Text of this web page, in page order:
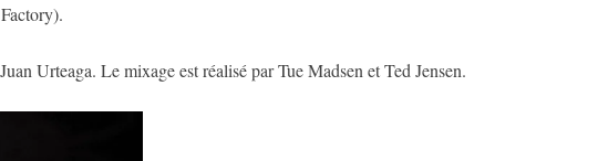
Urteaga. Le mixage est réalisé par Tue Madsen et Ted Jensen.